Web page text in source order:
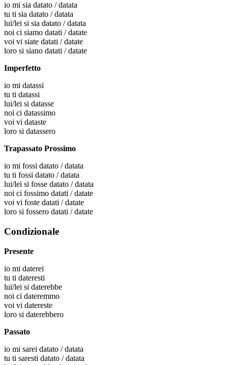
io mi sia datato / datata
tu ti sia datato / datata
lui/lei si sia datato / datata
noi ci siamo datati / datate
voi vi siate datati / datate
loro si siano datati / datate
Imperfetto
io mi datassi
tu ti datassi
lui/lei si datasse
noi ci datassimo
voi vi dataste
loro si datassero
Trapassato Prossimo
io mi fossi datato / datata
tu ti fossi datato / datata
lui/lei si fosse datato / datata
noi ci fossimo datati / datate
voi vi foste datati / datate
loro si fossero datati / datate
Condizionale
Presente
io mi daterei
tu ti dateresti
lui/lei si daterebbe
noi ci dateremmo
voi vi datereste
loro si daterebbero
Passato
io mi sarei datato / datata
tu ti saresti datato / datata